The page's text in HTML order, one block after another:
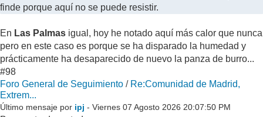
finde porque aquí no se puede resistir.
En Las Palmas igual, hoy he notado aquí más calor que nunca
pero en este caso es porque se ha disparado la humedad y
prácticamente ha desaparecido de nuevo la panza de burro...
#98
Foro General de Seguimiento / Re:Comunidad de Madrid,
Extrem...
Último mensaje por ipj - Viernes 07 Agosto 2026 20:07:50 PM